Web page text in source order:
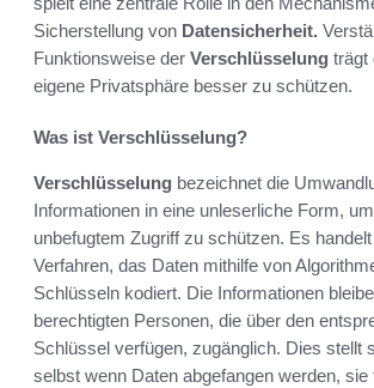
Sicherstellung von Datensicherheit.
Funktionsweise der Verschlüsselung trägt
eigene Privatsphäre besser zu schützen.
Was ist Verschlüsselung?
Verschlüsselung bezeichnet die
Informationen in eine unleserliche Form,
unbefugtem Zugriff zu schützen. Es
Verfahren, das Daten mithilfe von
Schlüsseln kodiert. Die Informationen
berechtigten Personen, die über den
Schlüssel verfügen, zugänglich. Dies stellt
selbst wenn Daten abgefangen werden, sie